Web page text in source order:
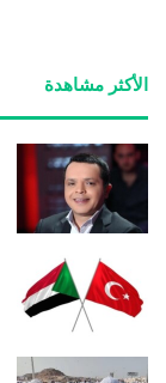
الأكثر مشاهدة